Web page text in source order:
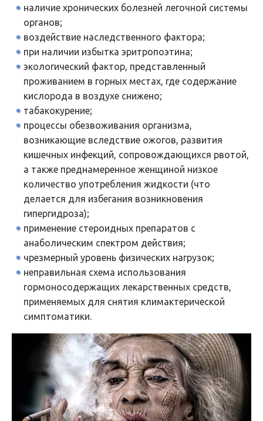
наличие хронических болезней легочной системы
органов;
воздействие наследственного фактора;
при наличии избытка эритропоэтина;
экологический фактор, представленный
проживанием в горных местах, где содержание
кислорода в воздухе снижено;
табакокурение;
процессы обезвоживания организма,
возникающие вследствие ожогов, развития
кишечных инфекций, сопровождающихся рвотой,
а также преднамеренное женщиной низкое
количество употребления жидкости (что
делается для избегания возникновения
гипергидроза);
применение стероидных препаратов с
анаболическим спектром действия;
чрезмерный уровень физических нагрузок;
неправильная схема использования
гормоносодержащих лекарственных средств,
применяемых для снятия климактерической
симптоматики.